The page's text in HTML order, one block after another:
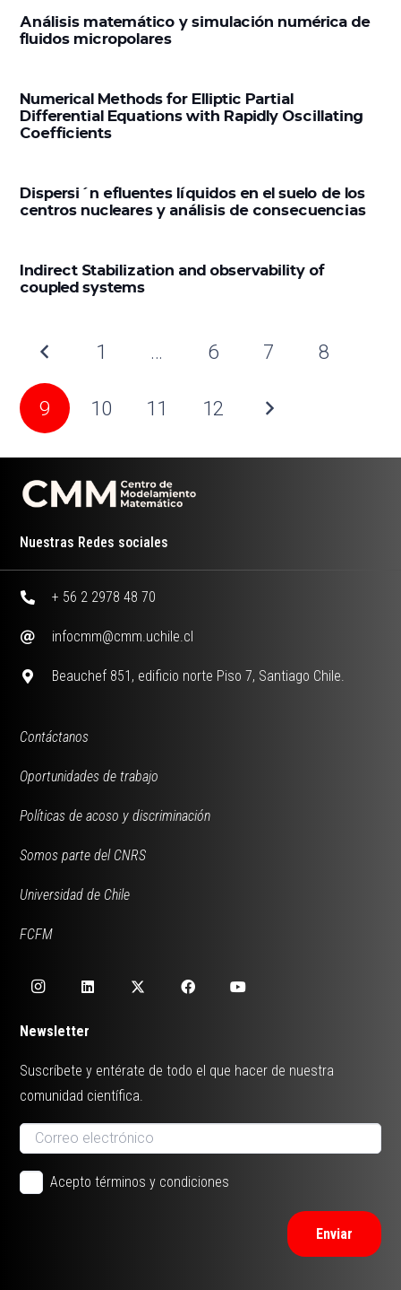
Análisis matemático y simulación numérica de
fluidos micropolares
Numerical Methods for Elliptic Partial
Differential Equations with Rapidly Oscillating
Coefficients
Dispersi´n efluentes líquidos en el suelo de los
centros nucleares y análisis de consecuencias
Indirect Stabilization and observability of
coupled systems
1 … 6 7 8
9 10 11 12
Nuestras Redes sociales
+ 56 2 2978 48 70
infocmm@cmm.uchile.cl
Beauchef 851, edificio norte Piso 7, Santiago Chile.
Contáctanos
Oportunidades de trabajo
Políticas de acoso y discriminación
Somos parte del CNRS
Universidad de Chile
FCFM
Newsletter
Suscríbete y entérate de todo el que hacer de nuestra
comunidad científica.
Acepto términos y condiciones
Enviar